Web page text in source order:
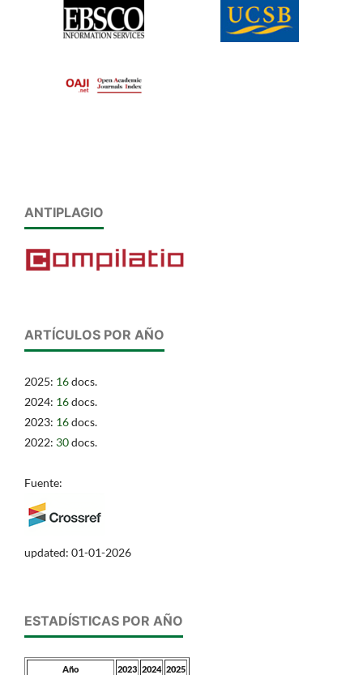
ANTIPLAGIO
ARTÍCULOS POR AÑO
2025: 16docs.
2024: 16docs.
2023: 16docs.
2022: 30docs.
Fuente:
updated: 01-01-2026
ESTADÍSTICAS POR AÑO
Año 2023 2024 2025